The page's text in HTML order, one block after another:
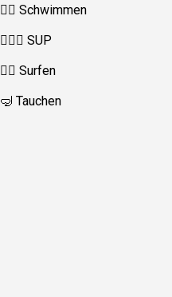
🏊‍♂️ Schwimmen
🏄‍♀️🛶 SUP
🏄‍♂️ Surfen
🤿 Tauchen